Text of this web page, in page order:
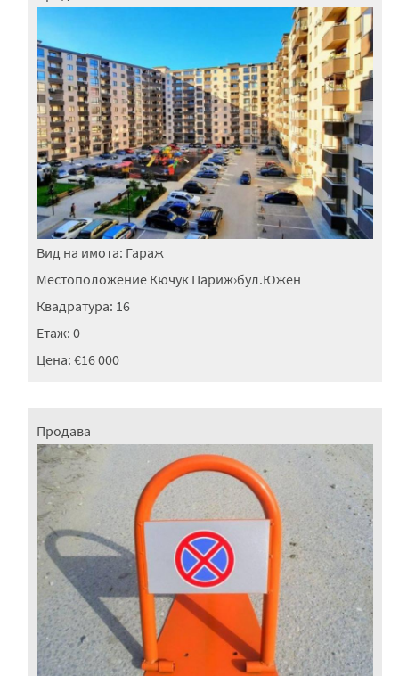
Вид на имота: Гараж
Местоположение Кючук Париж›бул.Южен
Квадратура: 16
Етаж: 0
Цена: €16 000
Продава